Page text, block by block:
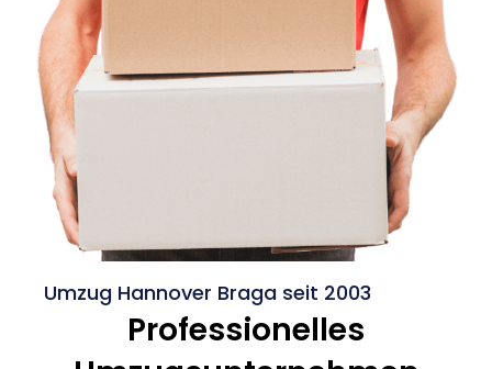
Umzug Hannover Braga seit 2003
Professionelles